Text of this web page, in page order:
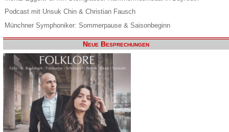
Podcast mit Unsuk Chin & Christian Fausch
Münchner Symphoniker: Sommerpause & Saisonbeginn
Neue Besprechungen